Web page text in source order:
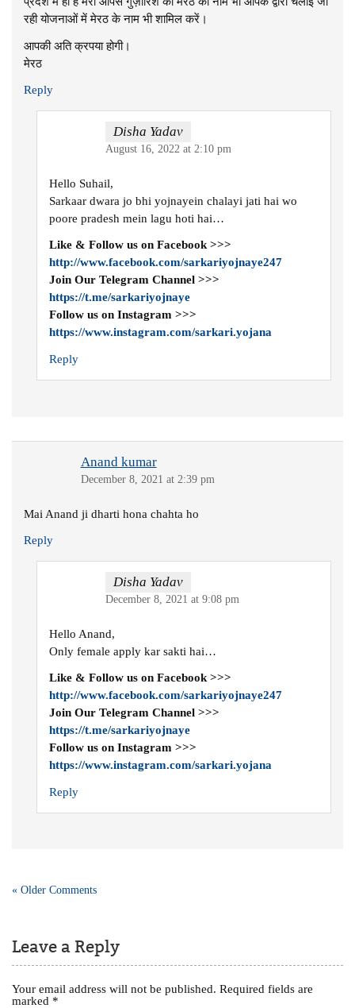
रही योजनाओं में मेरठ के नाम भी शामिल करें।
आपकी अति क्रपया होगी।
मेरठ
Reply
Disha Yadav
August 16, 2022 at 2:10 pm
Hello Suhail,
Sarkaar dwara jo bhi yojnayein chalayi jati hai wo
poore pradesh mein lagu hoti hai…
Like & Follow us on Facebook >>>
http://www.facebook.com/sarkariyojnaye247
Join Our Telegram Channel >>>
https://t.me/sarkariyojnaye
Follow us on Instagram >>>
https://www.instagram.com/sarkari.yojana
Reply
Anand kumar
December 8, 2021 at 2:39 pm
Mai Anand ji dharti hona chahta ho
Reply
Disha Yadav
December 8, 2021 at 9:08 pm
Hello Anand,
Only female apply kar sakti hai…
Like & Follow us on Facebook >>>
http://www.facebook.com/sarkariyojnaye247
Join Our Telegram Channel >>>
https://t.me/sarkariyojnaye
Follow us on Instagram >>>
https://www.instagram.com/sarkari.yojana
Reply
« Older Comments
Leave a Reply
Your email address will not be published. Required fields are
marked *